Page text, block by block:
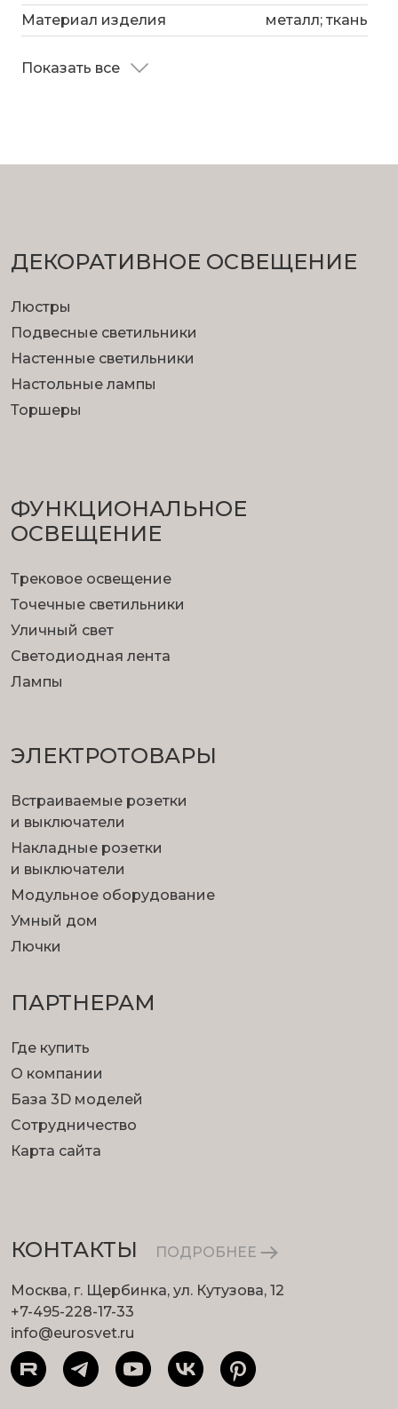
Материал изделия
металл; ткань
Показать все
ДЕКОРАТИВНОЕ ОСВЕЩЕНИЕ
Люстры
Подвесные светильники
Настенные светильники
Настольные лампы
Торшеры
ФУНКЦИОНА­ЛЬНОЕ
ОСВЕЩЕНИЕ
Трековое освещение
Точечные светильники
Уличный свет
Светодиодная лента
Лампы
ЭЛЕКТРОТОВАРЫ
Встраиваемые розетки
и выключатели
Накладные розетки
и выключатели
Модульное оборудование
Умный дом
Лючки
ПАРТНЕРАМ
Где купить
О компании
База 3D моделей
Сотрудничество
Карта сайта
КОНТАКТЫ ПОДРОБНЕЕ
Москва, г. Щербинка, ул. Кутузова, 12
+7-495-228-17-33
info@eurosvet.ru